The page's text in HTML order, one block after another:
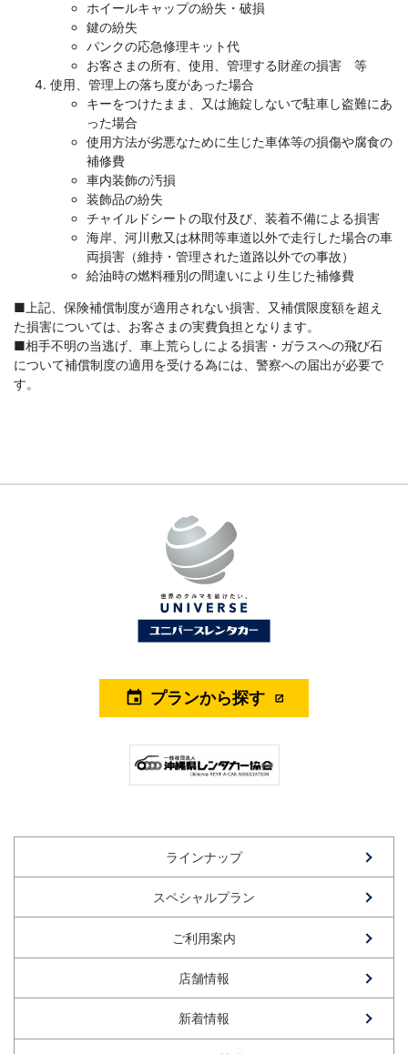
ホイールキャップの紛失・破損
鍵の紛失
パンクの応急修理キット代
お客さまの所有、使用、管理する財産の損害 等
使用、管理上の落ち度があった場合
キーをつけたまま、又は施錠しないで駐車し盗難にあ
った場合
使用方法が劣悪なために生じた車体等の損傷や腐食の
補修費
車内装飾の汚損
装飾品の紛失
チャイルドシートの取付及び、装着不備による損害
海岸、河川敷又は林間等車道以外で走行した場合の車
両損害（維持・管理された道路以外での事故）
給油時の燃料種別の間違いにより生じた補修費
■上記、保険補償制度が適用されない損害、又補償限度額を超え
た損害については、お客さまの実費負担となります。
■相手不明の当逃げ、車上荒らしによる損害・ガラスへの飛び石
について補償制度の適用を受ける為には、警察への届出が必要で
す。
event プランから探す
ラインナップ
スペシャルプラン
ご利用案内
店舗情報
新着情報